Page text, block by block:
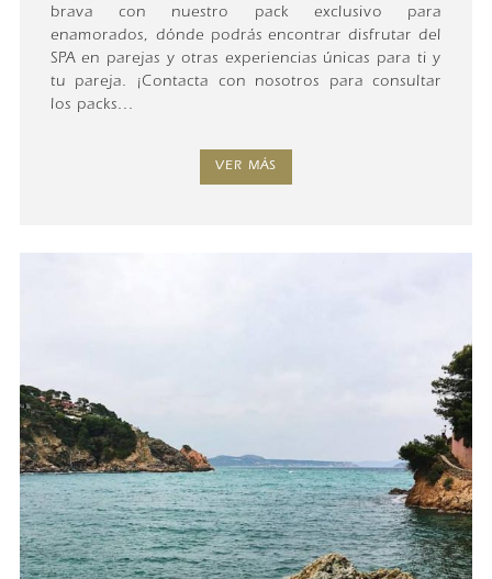
brava con nuestro pack exclusivo para
enamorados, dónde podrás encontrar disfrutar del
SPA en parejas y otras experiencias únicas para ti y
tu pareja. ¡Contacta con nosotros para consultar
los packs...
VER MÁS